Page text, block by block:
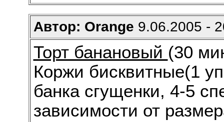
Автор: Orange 9.06.2005 -
Торт банановый (30
Коржи бисквитные(1
банка сгущенки, 4-5
зависимости от